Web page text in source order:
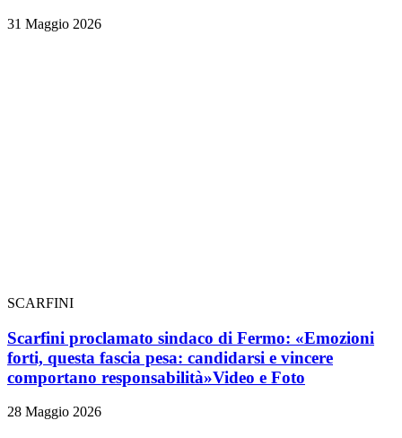
31 Maggio 2026
SCARFINI
Scarfini proclamato sindaco di Fermo: «Emozioni
forti, questa fascia pesa: candidarsi e vincere
comportano responsabilità»Video e Foto
28 Maggio 2026